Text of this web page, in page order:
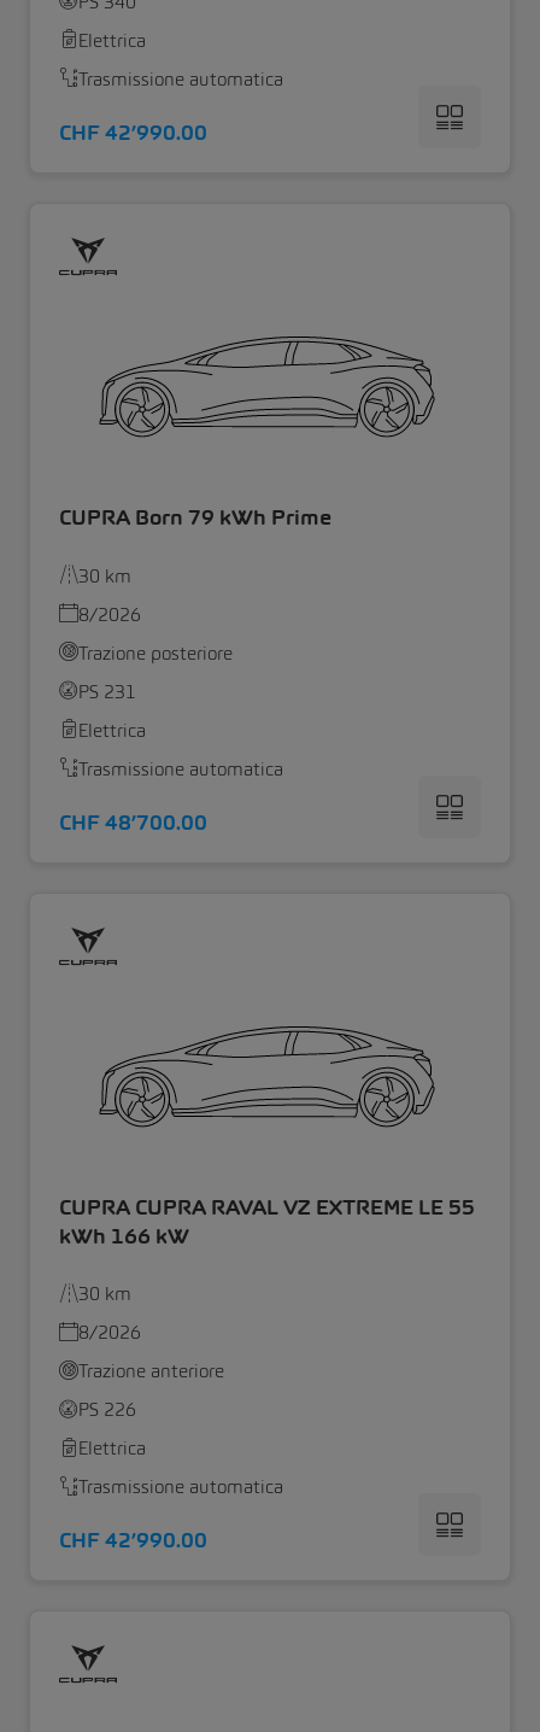
Elettrica
Trasmissione automatica
CHF 42’990.00
CUPRA Born 79 kWh Prime
30 km
8/2026
Trazione posteriore
PS 231
Elettrica
Trasmissione automatica
CHF 48’700.00
CUPRA CUPRA RAVAL VZ EXTREME LE 55
kWh 166 kW
30 km
8/2026
Trazione anteriore
PS 226
Elettrica
Trasmissione automatica
CHF 42’990.00